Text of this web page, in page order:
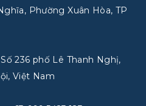
Phường Xuân Hòa, TP
236 phố Lê Thanh Nghị,
Việt Nam